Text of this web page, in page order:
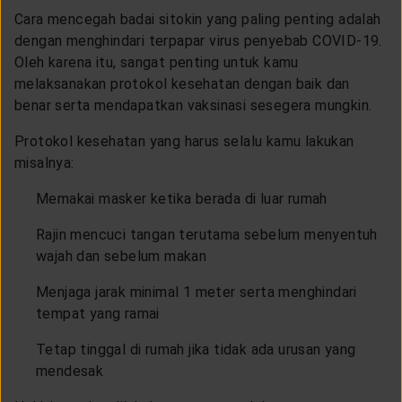
Cara mencegah badai sitokin yang paling penting adalah
dengan menghindari terpapar virus penyebab COVID-19.
Oleh karena itu, sangat penting untuk kamu
melaksanakan protokol kesehatan dengan baik dan
benar serta mendapatkan vaksinasi sesegera mungkin.
Protokol kesehatan yang harus selalu kamu lakukan
misalnya:
Memakai masker ketika berada di luar rumah
Rajin mencuci tangan terutama sebelum menyentuh
wajah dan sebelum makan
Menjaga jarak minimal 1 meter serta menghindari
tempat yang ramai
Tetap tinggal di rumah jika tidak ada urusan yang
mendesak